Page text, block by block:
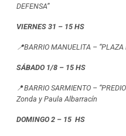
DEFENSA”
VIERNES 31 – 15 HS
📍BARRIO MANUELITA –
SÁBADO 1/8 – 15 HS
📍BARRIO SARMIENTO –
Zonda y Paula Albarracín
DOMINGO 2 – 15 HS